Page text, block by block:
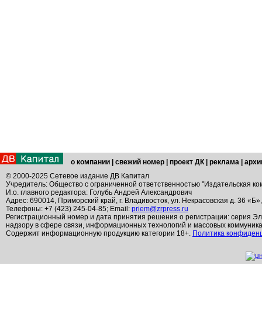
о компании свежий номер проект ДК реклама
© 2000-2025 Сетевое издание ДВ Капитал
Учредитель: Общество с ограниченной ответственностью "Издательская
И.о. главного редактора: Голубь Андрей Александрович
Адрес: 690014, Приморский край, г. Владивосток, ул. Некрасовская д. 36
Телефоны: +7 (423) 245-04-85; Email: priem@zrpress.ru
Регистрационный номер и дата принятия решения о регистрации: серия
надзору в сфере связи, информационных технологий и массовых
Содержит информационную продукцию категории 18+. Политика